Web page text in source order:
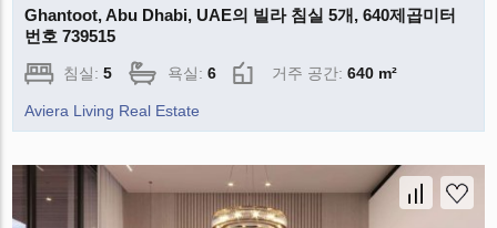
Ghantoot, Abu Dhabi, UAE의 빌라 침실 5개, 640제곱미터
번호 739515
침실:5 욕실:6 거주 공간:640 m²
Aviera Living Real Estate